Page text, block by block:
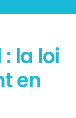
la loi
en